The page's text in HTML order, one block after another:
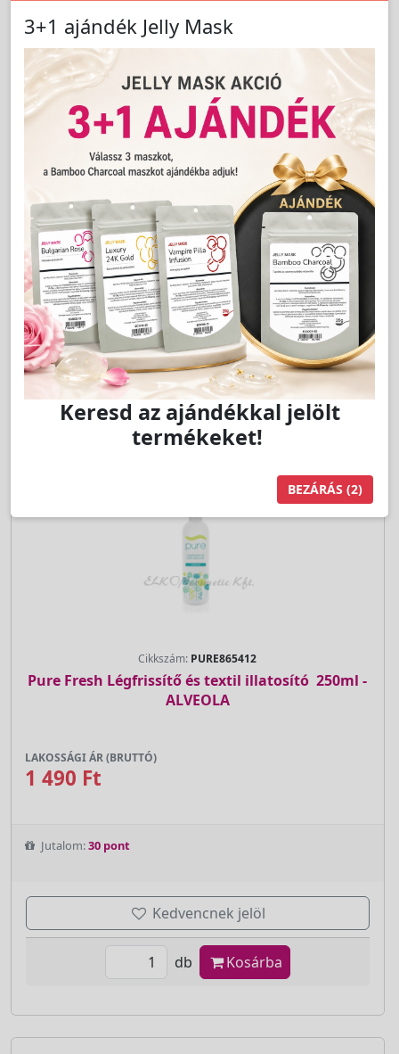
Pure folyékony mosódió 1,5 liter - ALVEOLA
LAKOSSÁGI ÁR (BRUTTÓ)
2 690 Ft
Jutalom:54 pont
NEM ELÉRHETŐ!
Kedvencnek jelöl
db Nem vásárolható!
Cikkszám: PURE865412
Pure Fresh Légfrissítő és textil illatosító  250ml -
ALVEOLA
LAKOSSÁGI ÁR (BRUTTÓ)
1 490 Ft
Jutalom:30 pont
Kedvencnek jelöl
db Kosárba
3+1 ajándék Jelly Mask
Keresd az ajándékkal jelölt
termékeket!
BEZÁRÁS (1)